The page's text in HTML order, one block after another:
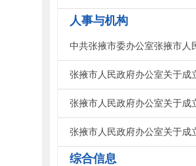
人事与机构
张掖市人民政府办公室关于成
综合信息